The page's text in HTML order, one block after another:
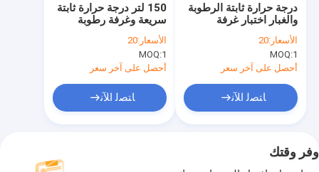
150 لتر درجة حرارة ثابتة
سريعة وغرفة رطوبة
7 بوصةالأسعار:20
MOQ:1
أحصل على آخر سعر
ﺎﺘﺼﻟ ﺍﻶﻧ
درجة حرارة ثابتة الرطوبة
والغبار اختبار غرفة
3000W
الأسعار:20
MOQ:1
أحصل على آخر سعر
ﺎﺘﺼﻟ ﺍﻶﻧ
وفر وقتك